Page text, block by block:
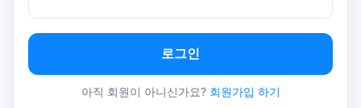
로그인
아직 회원이 아니신가요? 회원가입 하기